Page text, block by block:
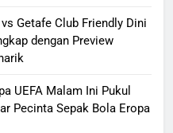
Getafe Club Friendly Dini
dengan Preview
UEFA Malam Ini Pukul
Pecinta Sepak Bola Eropa